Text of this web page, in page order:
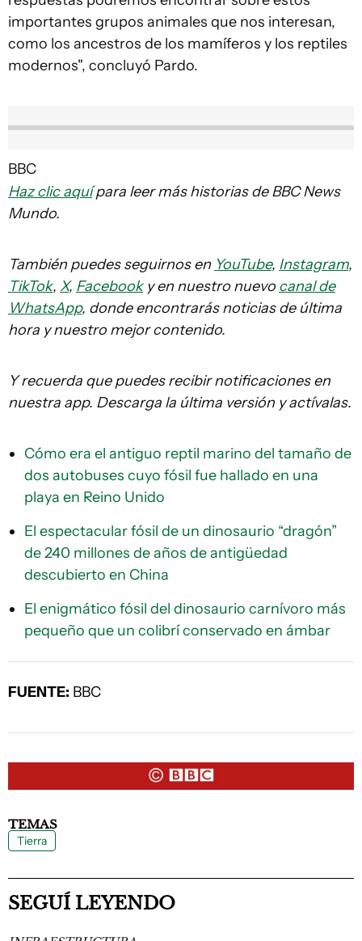
importantes grupos animales que nos interesan,
como los ancestros de los mamíferos y los reptiles
modernos", concluyó Pardo.
BBC
Haz clic aquípara leer más historias de BBC News
Mundo.
También puedes seguirnos en YouTube, Instagram,
TikTok, X, Facebooky en nuestro nuevo canal de
WhatsApp, donde encontrarás noticias de última
hora y nuestro mejor contenido.
Y recuerda que puedes recibir notificaciones en
nuestra app. Descarga la última versión y actívalas.
Cómo era el antiguo reptil marino del tamaño de
dos autobuses cuyo fósil fue hallado en una
playa en Reino Unido
El espectacular fósil de un dinosaurio “dragón”
de 240 millones de años de antigüedad
descubierto en China
El enigmático fósil del dinosaurio carnívoro más
pequeño que un colibrí conservado en ámbar
FUENTE: BBC
TEMAS
Tierra
SEGUÍ LEYENDO